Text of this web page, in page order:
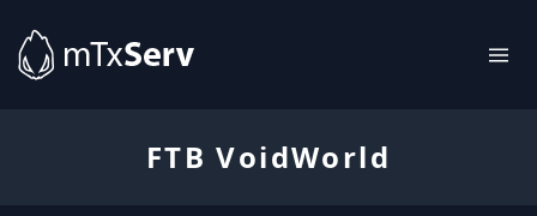
FTB VoidWorld